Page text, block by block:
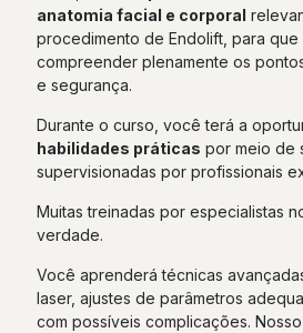
anatomia facial e corporal
procedimento de Endolift, para
compreender plenamente os
e segurança.
Durante o curso, você terá a
habilidades práticas por meio de
supervisionadas por profissionais
Muitas treinadas por especialistas
verdade.
Você aprenderá técnicas
laser, ajustes de parâmetros
com possíveis complicações.